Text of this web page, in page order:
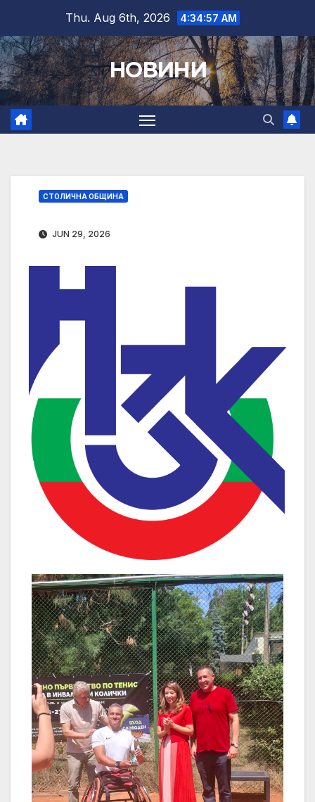
content
Thu. Aug 6th, 2026 4:34:58 AM
НОВИНИ
СТОЛИЧНА ОБЩИНА
JUN 29, 2026